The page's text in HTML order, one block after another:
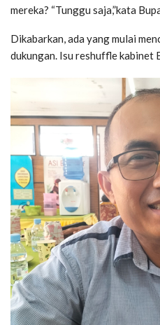
mereka? “Tunggu saja,”kata
Dikabarkan, ada yang mulai
dukungan. Isu reshuffle kabinet